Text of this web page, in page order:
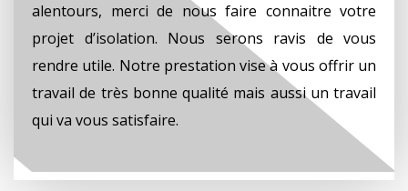
alentours, merci de nous faire connaitre votre
projet d’isolation. Nous serons ravis de vous
rendre utile. Notre prestation vise à vous offrir un
travail de très bonne qualité mais aussi un travail
qui va vous satisfaire.